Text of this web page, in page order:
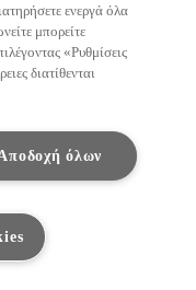
ενεργά όλα
μπορείτε
«Ρυθμίσεις
διατίθενται
όλων